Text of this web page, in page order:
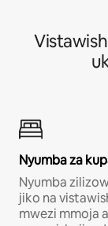
Nyumba za
Nyumba
jiko na
mwezi mmoja